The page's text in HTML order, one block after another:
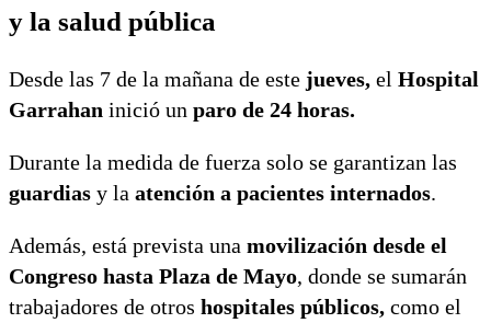
y la salud pública
Desde las 7 de la mañana de este jueves, el Hospital
Garrahan inició un paro de 24 horas.
Durante la medida de fuerza solo se garantizan las
guardias y la atención a pacientes internados.
Además, está prevista una movilización desde el
Congreso hasta Plaza de Mayo, donde se sumarán
trabajadores de otros hospitales públicos, como el